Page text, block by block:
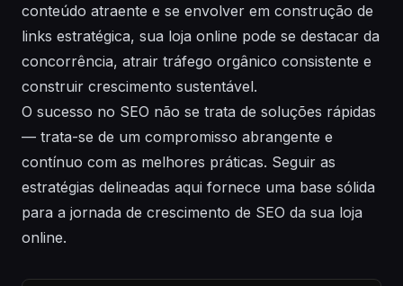
conteúdo atraente e se envolver em construção de
links estratégica, sua loja online pode se destacar da
concorrência, atrair tráfego orgânico consistente e
construir crescimento sustentável.
O sucesso no SEO não se trata de soluções rápidas
— trata-se de um compromisso abrangente e
contínuo com as melhores práticas. Seguir as
estratégias delineadas aqui fornece uma base sólida
para a jornada de crescimento de SEO da sua loja
online.